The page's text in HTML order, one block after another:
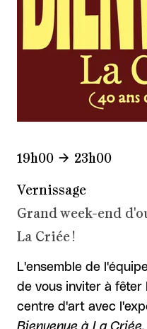
Vernissage
Grand week-end
La Criée !
19h00 23h00
L'ensemble de
de vous inviter à fêter
centre d'art avec